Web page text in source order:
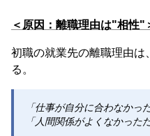
＜原因：離職理由は"相性"
初職の就業先の離職理由は
る。
「仕事が自分に合わなかっ
「人間関係がよくなかった